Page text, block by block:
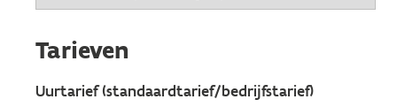
Tarieven
Uurtarief (standaardtarief/bedrijfstarief)